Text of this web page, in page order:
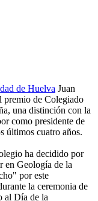
de Huelva Juan
premio de Colegiado
una distinción con la
como presidente de
últimos cuatro años.
ha decidido por
en Geología de la
por este
la ceremonia de
al Día de la